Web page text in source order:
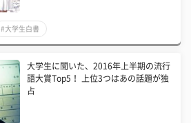
#大学生白書
大学生に聞いた、2016年上半期の流行
語大賞Top5！ 上位3つはあの話題が独
占